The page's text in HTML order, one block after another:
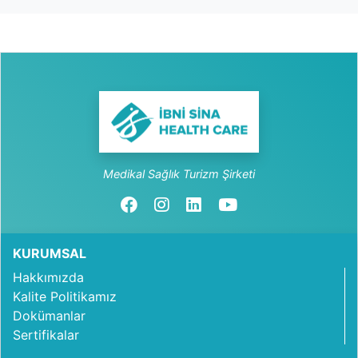
Medikal Sağlık Turizm Şirketi
KURUMSAL
Hakkımızda
Kalite Politikamız
Dokümanlar
Sertifikalar